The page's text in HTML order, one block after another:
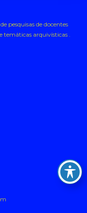
pesquisas de docentes
temáticas arquivísticas .